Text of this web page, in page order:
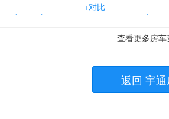
+对比
查看更多房
返回 宇